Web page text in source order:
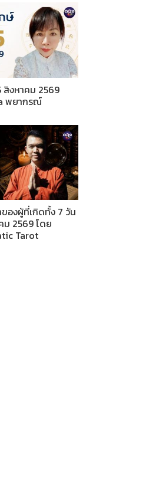
สิงหาคม 2569
พยากรณ์
องผู้ที่เกิดทั้ง 7 วัน
ม 2569 โดย
Tarot